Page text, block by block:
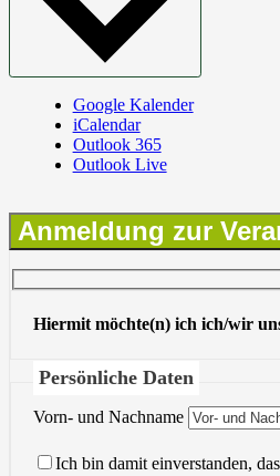
Google Kalender
iCalendar
Outlook 365
Outlook Live
Anmeldung zur
Hiermit möchte(n) ich ich/wir
Persönliche Daten
Vorn- und Nachname
Ich bin damit einverstanden,